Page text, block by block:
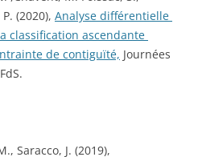
(2020), Analyse différentielle
classification ascendante
de contiguïté, Journées